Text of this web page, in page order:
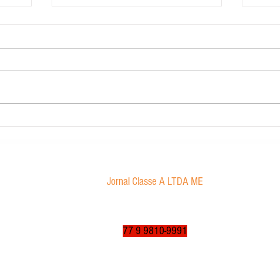
Jornal Classe A LTDA ME
77 9 9810-9991